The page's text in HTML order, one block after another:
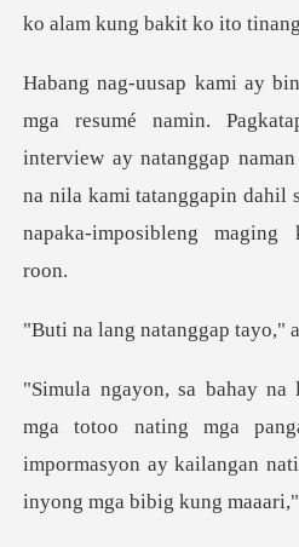
ko al
interview ay natanggap
na nila kami tatanggap
natanggap tayo
ng mga
impormasyon ay kailangan